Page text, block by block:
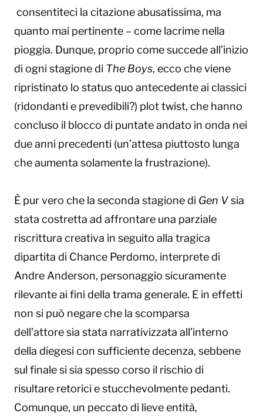
consentiteci la citazione abusatissima, ma
quanto mai pertinente – come lacrime nella
pioggia. Dunque, proprio come succede all’inizio
di ogni stagione di The Boys, ecco che viene
ripristinato lo status quo antecedente ai classici
(ridondanti e prevedibili?) plot twist, che hanno
concluso il blocco di puntate andato in onda nei
due anni precedenti (un’attesa piuttosto lunga
che aumenta solamente la frustrazione).
È pur vero che la seconda stagione di Gen Vsia
stata costretta ad affrontare una parziale
riscrittura creativa in seguito alla tragica
dipartita di Chance Perdomo, interprete di
Andre Anderson, personaggio sicuramente
rilevante ai fini della trama generale. E in effetti
non si può negare che la scomparsa
dell’attore sia stata narrativizzata all’interno
della diegesi con sufficiente decenza, sebbene
sul finale si sia spesso corso il rischio di
risultare retorici e stucchevolmente pedanti.
Comunque, un peccato di lieve entità,